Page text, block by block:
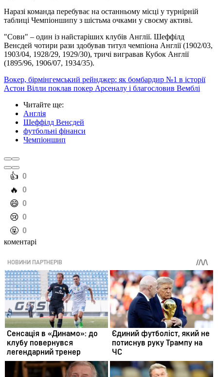
Наразі команда перебуває на останньому місці у турнірній
таблиці Чемпіоншипу з шістьма очками у своєму активі.
"Сови" – один із найстаріших клубів Англії. Шеффілд
Венсдей чотири рази здобував титул чемпіона Англії (1902/03,
1903/04, 1928/29, 1929/30), тричі вигравав Кубок Англії
(1895/96, 1906/07, 1934/35).
Вокер, бірмінгемський рейнджер: як бомбардир №1 в історії
Астон Вілли поклав покер Арсеналу і благословив Вемблі
Читайте ще:
Англія
Шеффілд Венсдей
футбольні фінанси
Чемпіоншип
️👍 0
️🔥 0
️😄 0
️😢 0
️🤬 0
коментарі